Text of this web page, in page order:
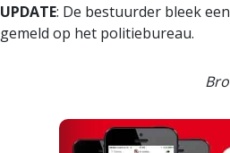
UPDATE: De bestuurder bleek
gemeld op het politiebureau.